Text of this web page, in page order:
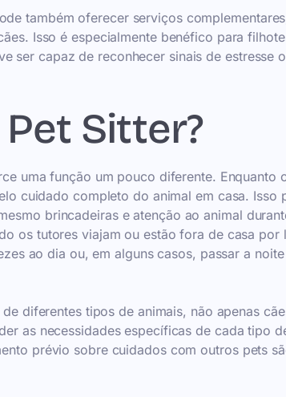
também oferecer serviços
Isso é especialmente benéfico para
ser capaz de reconhecer sinais de estresse
Pet Sitter?
uma função um pouco diferente. Enquanto
cuidado completo do animal em casa.
brincadeiras e atenção ao animal
os tutores viajam ou estão fora de casa
ao dia ou, em alguns casos, passar a
diferentes tipos de animais, não apenas
as necessidades específicas de cada tipo
prévio sobre cuidados com outros pets